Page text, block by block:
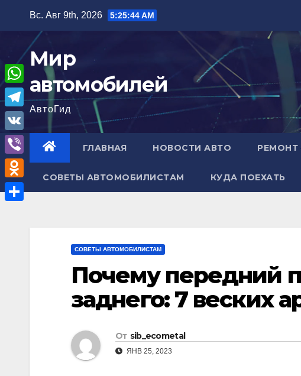
содержимому
Вс. Авг 9th, 2026 5:25:45 AM
Мир
автомобилей
АвтоГид
ГЛАВНАЯ НОВОСТИ АВТО РЕМОНТ
СОВЕТЫ АВТОМОБИЛИСТАМ КУДА ПОЕХАТЬ
СОВЕТЫ АВТОМОБИЛИСТАМ
Почему передний
заднего: 7 веских
От sib_ecometal
ЯНВ 25, 2023
W
h
a
A
T
e
l
e
g
V
K
V
i
b
O